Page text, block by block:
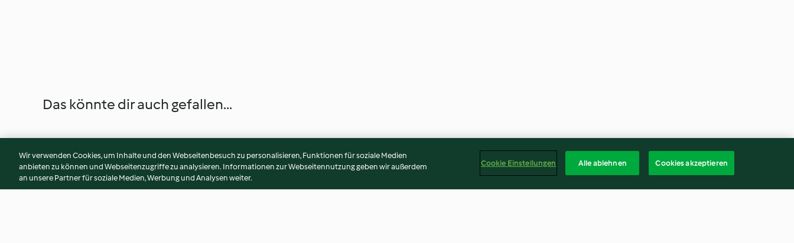
Das könnte dir auch gefallen...
Wir verwenden Cookies, um Inhalte und den Webseitenbesuch zu personalisieren, Funktionen für soziale Medien
anbieten zu können und Webseitenzugriffe zu analysieren. Informationen zur Webseitennutzung geben wir außerdem
an unsere Partner für soziale Medien, Werbung und Analysen weiter.
Cookie Einstellungen Alle ablehnen Cookies akzeptieren